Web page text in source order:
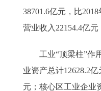
38701.6亿元，比
营业收入22154.4亿元
工业“顶梁柱”作用
业资产总计12628.2
元；核心区工业企业